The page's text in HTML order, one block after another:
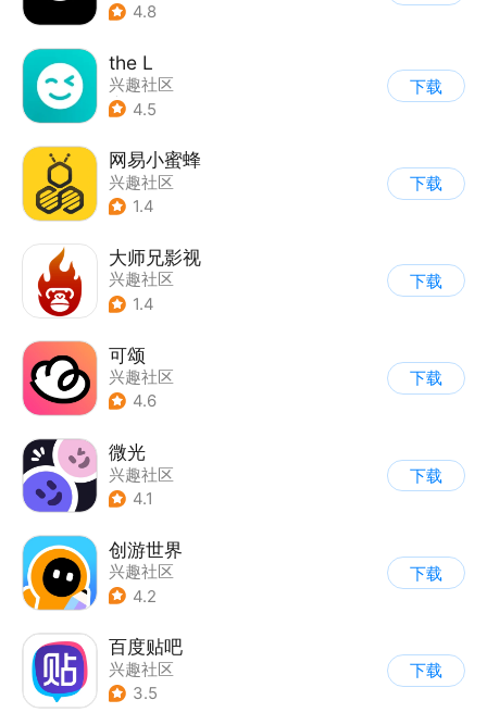
4.8
the L
兴趣社区
| 真人娱乐直播
4.5
下载
网易小蜜蜂
兴趣社区
1.4
下载
大师兄影视
兴趣社区
1.4
下载
可颂
兴趣社区
4.6
下载
微光
兴趣社区
4.1
下载
创游世界
兴趣社区
4.2
下载
百度贴吧
兴趣社区
3.5
下载